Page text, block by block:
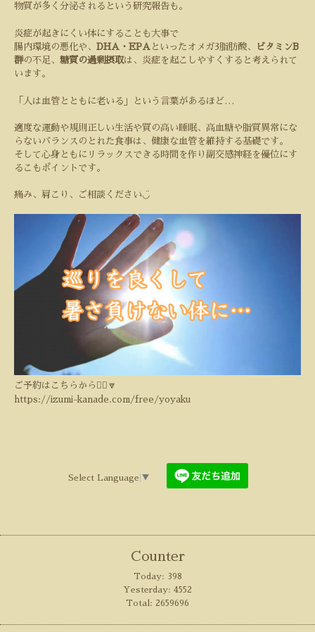
物質が多く分泌されるという研究報告も。
炎症が起きにくい体にすることも大事で
腸内環境の悪化や、 DHA ・ EPA といったオメガ3脂肪酸、 ビタミンB
群の不足、 糖質の過剰摂取は、炎症を起こしやすくすると考えられて
います。
「人は血管とともに老いる」という言葉があるほど …
適度な運動や規則正しい生活や質の高い睡眠、高血糖や脂質異常にな
らないバランスのとれた食事は、健康な血管を維持する基礎です。
そして心身ともにリラックスできる時間を作り副交感神経を優位にす
るこもポイントです。
痛み、肩こり、ご相談ください◡̈
ご予約はこちらから💁‍♀️🔽
https://izumi-kanade.com/free/yoyaku
Select Language ▼
Counter
Today: 398
Yesterday: 4552
Total: 2659696